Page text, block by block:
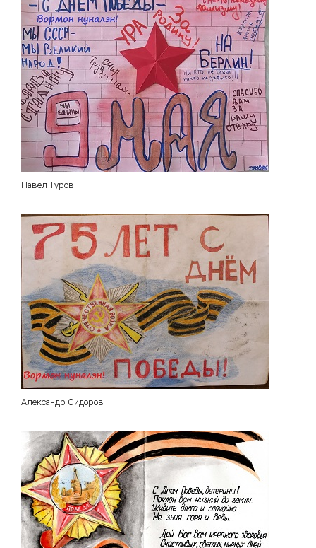
Павел Туров
Александр Сидоров